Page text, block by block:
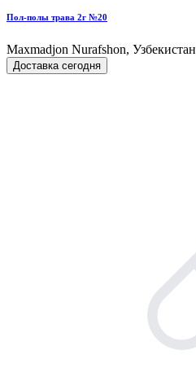
Пол-полы трава 2г №20
Maxmadjon Nurafshon, Узбекистан
Доставка сегодня